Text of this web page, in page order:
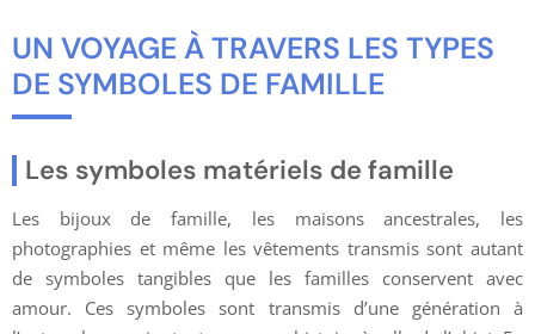
UN VOYAGE À TRAVERS LES TYPES
DE SYMBOLES DE FAMILLE
Les symboles matériels de famille
Les bijoux de famille, les maisons ancestrales, les
photographies et même les vêtements transmis sont autant
de symboles tangibles que les familles conservent avec
amour. Ces symboles sont transmis d’une génération à